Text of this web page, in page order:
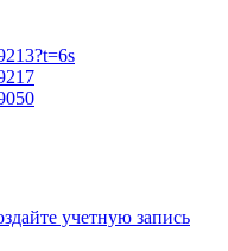
учетную запись